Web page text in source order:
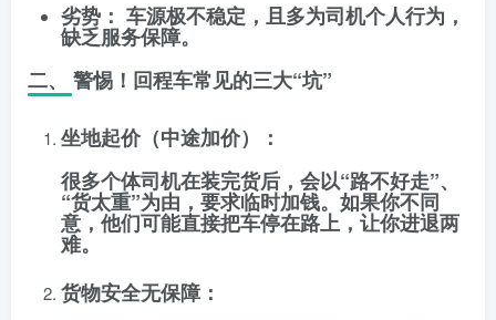
劣势： 车源极不稳定，且多为司机个人行为，
缺乏服务保障。
二、 警惕！回程车常见的三大“坑”
坐地起价（中途加价）：
很多个体司机在装完货后，会以“路不好走”、
“货太重”为由，要求临时加钱。如果你不同
意，他们可能直接把车停在路上，让你进退两
难。
货物安全无保障：